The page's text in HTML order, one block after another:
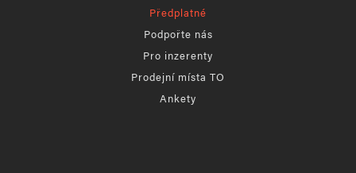
Předplatné
Podpořte nás
Pro inzerenty
Prodejní místa TO
Ankety